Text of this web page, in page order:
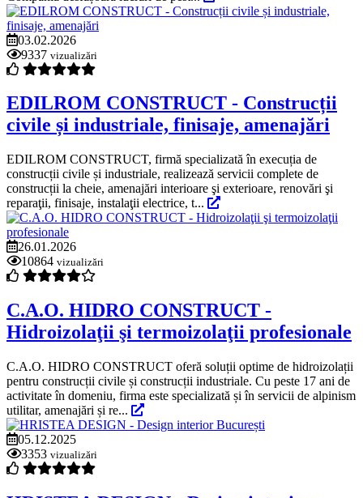
03.02.2026
9337 vizualizări
EDILROM CONSTRUCT - Construcții
civile și industriale, finisaje, amenajări
EDILROM CONSTRUCT, firmă specializată în execuția de
construcții civile și industriale, realizează servicii complete de
construcții la cheie, amenajări interioare şi exterioare, renovări şi
reparaţii, finisaje, instalaţii electrice, t...
26.01.2026
10864 vizualizări
C.A.O. HIDRO CONSTRUCT -
Hidroizolaţii şi termoizolaţii profesionale
C.A.O. HIDRO CONSTRUCT oferă soluții optime de hidroizolații
pentru construcții civile și construcții industriale. Cu peste 17 ani de
activitate în domeniu, firma este specializată și în servicii de alpinism
utilitar, amenajări și re...
05.12.2025
3353 vizualizări